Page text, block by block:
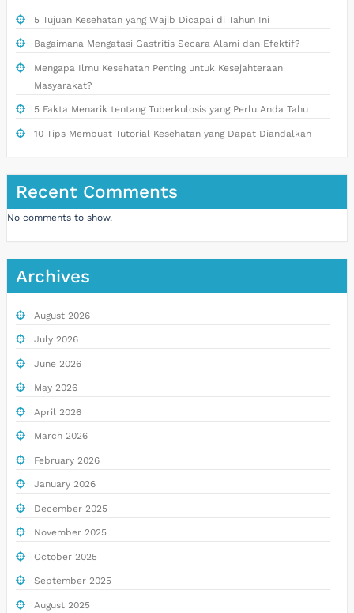
5 Tujuan Kesehatan yang Wajib Dicapai di Tahun Ini
Bagaimana Mengatasi Gastritis Secara Alami dan Efektif?
Mengapa Ilmu Kesehatan Penting untuk Kesejahteraan
Masyarakat?
5 Fakta Menarik tentang Tuberkulosis yang Perlu Anda Tahu
10 Tips Membuat Tutorial Kesehatan yang Dapat Diandalkan
Recent Comments
No comments to show.
Archives
August 2026
July 2026
June 2026
May 2026
April 2026
March 2026
February 2026
January 2026
December 2025
November 2025
October 2025
September 2025
August 2025